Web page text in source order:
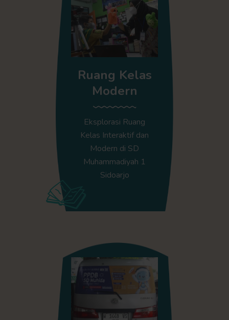
Ruang Kelas
Modern
Eksplorasi Ruang
Kelas Interaktif dan
Modern di SD
Muhammadiyah 1
Sidoarjo